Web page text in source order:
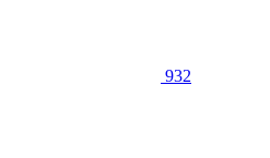
932